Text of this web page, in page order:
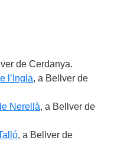
de Cerdanya.
l’Ingla, a Bellver de
Nerellà, a Bellver de
, a Bellver de